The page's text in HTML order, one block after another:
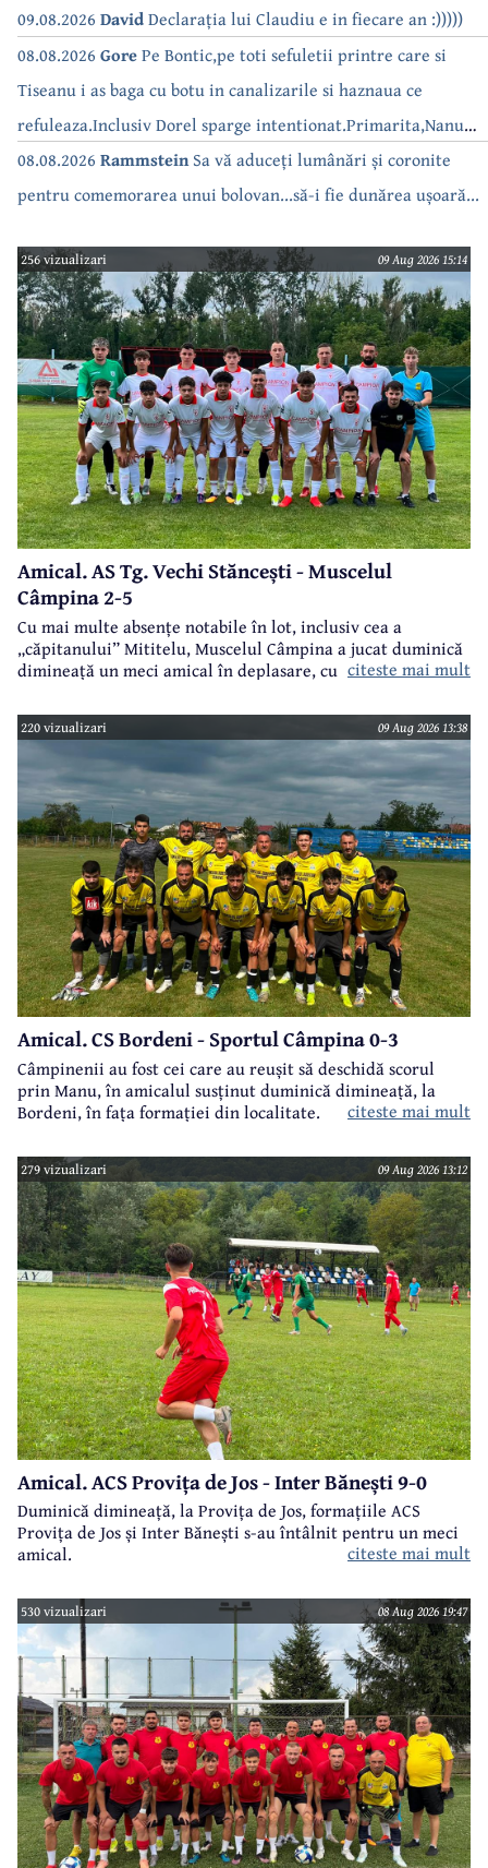
09.08.2026 DavidDeclarația lui Claudiu e in fiecare an :)))))
08.08.2026 GorePe Bontic,pe toti sefuletii printre care si
Tiseanu i as baga cu botu in canalizarile si haznaua ce
refuleaza.Inclusiv Dorel sparge intentionat.Primarita,Nanu
bea apa de la robinet.Asta as intreba o si pe Izabel Mitrea
08.08.2026 RammsteinSa vă aduceți lumânări și coronite
pentru comemorarea unui bolovan...să-i fie dunărea ușoară...
256 vizualizari 09 Aug 2026 15:14
Amical. AS Tg. Vechi Stăncești - Muscelul
Câmpina 2-5
Cu mai multe absențe notabile în lot, inclusiv cea a
„căpitanului” Mititelu, Muscelul Câmpina a jucat duminică
dimineață un meci amical în deplasare, cu formația AS Tg.
citeste mai mult
220 vizualizari 09 Aug 2026 13:38
Amical. CS Bordeni - Sportul Câmpina 0-3
Câmpinenii au fost cei care au reușit să deschidă scorul
prin Manu, în amicalul susținut duminică dimineață, la
Bordeni, în fața formației din localitate.
citeste mai mult
279 vizualizari 09 Aug 2026 13:12
Amical. ACS Provița de Jos - Inter Bănești 9-0
Duminică dimineață, la Provița de Jos, formațiile ACS
Provița de Jos și Inter Bănești s-au întâlnit pentru un meci
amical.
citeste mai mult
530 vizualizari 08 Aug 2026 19:47